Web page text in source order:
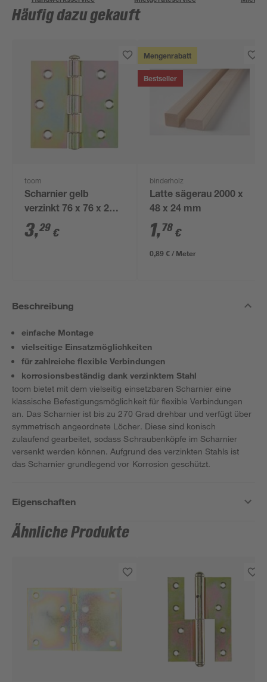
Häufig dazu gekauft
toom
Scharnier gelb
verzinkt 76 x 76 x 2
mm
3,29 €
Mengenrabatt
Bestseller
binderholz
Latte sägerau 2000 x
48 x 24 mm
1,78 €
0,89 € / Meter
Beschreibung
einfache Montage
vielseitige Einsatzmöglichkeiten
für zahlreiche flexible Verbindungen
korrosionsbeständig dank verzinktem Stahl
toom bietet mit dem vielseitig einsetzbaren Scharnier eine
klassische Befestigungsmöglichkeit für flexible Verbindungen
an. Das Scharnier ist bis zu 270 Grad drehbar und verfügt über
symmetrisch angeordnete Löcher. Diese sind konisch
zulaufend gearbeitet, sodass Schraubenköpfe im Scharnier
versenkt werden können. Aufgrund des verzinkten Stahls ist
das Scharnier grundlegend vor Korrosion geschützt.
Eigenschaften
Ähnliche Produkte